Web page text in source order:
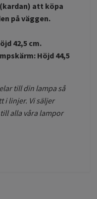
att köpa
på väggen.
42,5 cm.
Höjd 44,5
till din lampa så
i linjer. Vi säljer
alla våra lampor